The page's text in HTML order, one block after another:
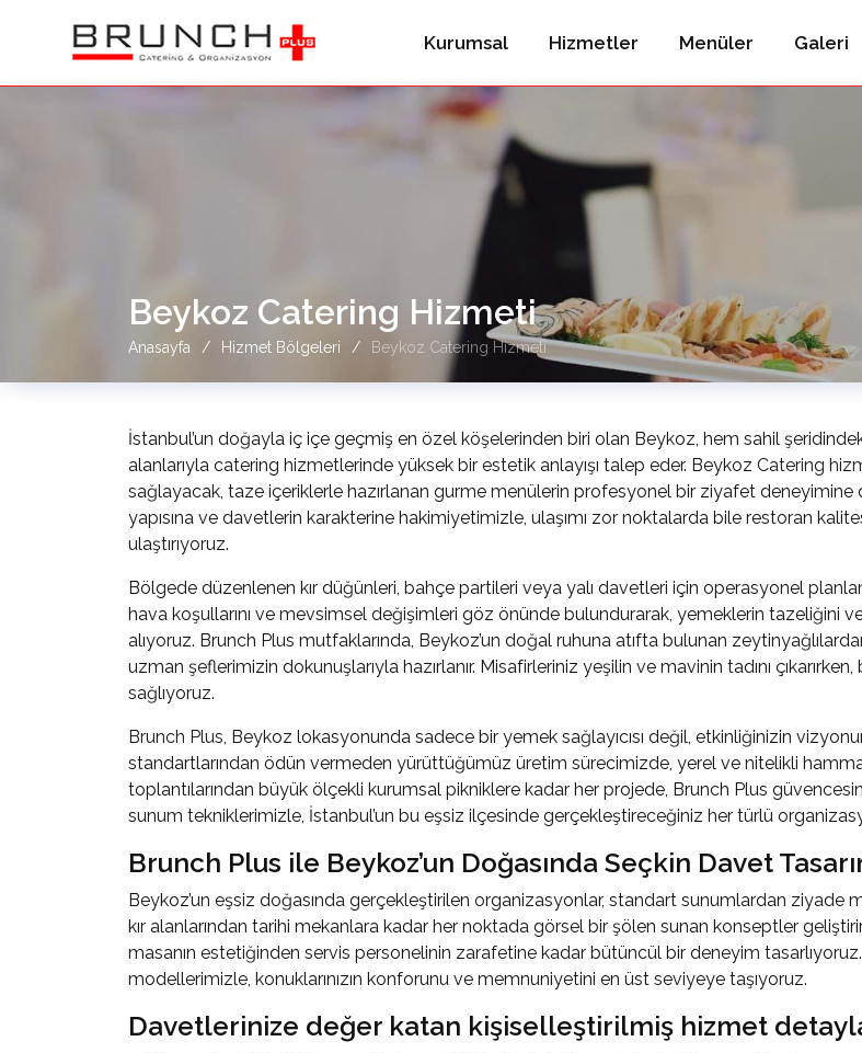
Kurumsal Hizmetler Menüler Galeri
Beykoz Catering Hizmeti
Anasayfa Hizmet Bölgeleri Beykoz Catering Hizmeti
İstanbul’un doğayla iç içe geçmiş en özel köşelerinden biri olan Beykoz, hem sahil
alanlarıyla catering hizmetlerinde yüksek bir estetik anlayışı talep eder. Beykoz Catering
sağlayacak, taze içeriklerle hazırlanan gurme menülerin profesyonel bir ziyafet deneyimine
yapısına ve davetlerin karakterine hakimiyetimizle, ulaşımı zor noktalarda bile restoran
ulaştırıyoruz.
Bölgede düzenlenen kır düğünleri, bahçe partileri veya yalı davetleri için operasyonel
hava koşullarını ve mevsimsel değişimleri göz önünde bulundurarak, yemeklerin tazeliğini
alıyoruz. Brunch Plus mutfaklarında, Beykoz’un doğal ruhuna atıfta bulunan
uzman şeflerimizin dokunuşlarıyla hazırlanır. Misafirleriniz yeşilin ve mavinin tadını
sağlıyoruz.
Brunch Plus , Beykoz lokasyonunda sadece bir yemek sağlayıcısı değil, etkinliğinizin
standartlarından ödün vermeden yürüttüğümüz üretim sürecimizde, yerel ve nitelikli
toplantılarından büyük ölçekli kurumsal pikniklere kadar her projede, Brunch Plus
sunum tekniklerimizle, İstanbul’un bu eşsiz ilçesinde gerçekleştireceğiniz her türlü
Brunch Plus ile Beykoz’un Doğasında Seçkin Davet
Beykoz’un eşsiz doğasında gerçekleştirilen organizasyonlar, standart sunumlardan ziyade
kır alanlarından tarihi mekanlara kadar her noktada görsel bir şölen sunan konseptler
masanın estetiğinden servis personelinin zarafetine kadar bütüncül bir deneyim tasarlıyoruz.
modellerimizle, konuklarınızın konforunu ve memnuniyetini en üst seviyeye taşıyoruz.
Davetlerinize değer katan kişiselleştirilmiş hizmet